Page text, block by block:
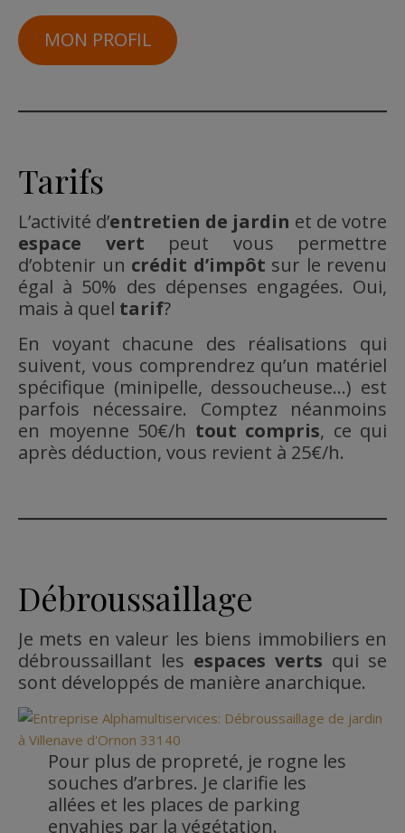
MON PROFIL
Tarifs
L’activité d’entretien de jardin et de votre
espace vert peut vous permettre
d’obtenir un crédit d’impôt sur le revenu
égal à 50% des dépenses engagées. Oui,
mais à quel tarif?
En voyant chacune des réalisations qui
suivent, vous comprendrez qu’un matériel
spécifique (minipelle, dessoucheuse…) est
parfois nécessaire. Comptez néanmoins
en moyenne 50€/h tout compris, ce qui
après déduction, vous revient à 25€/h.
Débroussaillage
Je mets en valeur les biens immobiliers en
débroussaillant les espaces verts qui se
sont développés de manière anarchique.
Pour plus de propreté, je rogne les
souches d’arbres. Je clarifie les
allées et les places de parking
envahies par la végétation.